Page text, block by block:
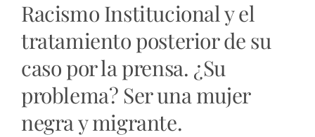
Racismo Institucional y el
tratamiento posterior de su
caso por la prensa. ¿Su
problema? Ser una mujer
negra y migrante.